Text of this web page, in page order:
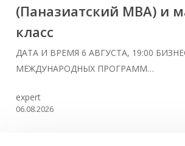
(Паназиатский MBA) и
класс
ДАТА И ВРЕМЯ 6 АВГУСТА, 19:00
МЕЖДУНАРОДНЫХ ПРОГРАММ…
expert
06.08.2026